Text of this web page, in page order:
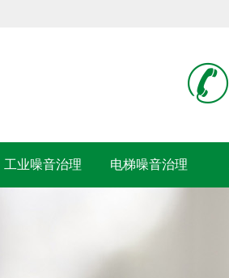

工业噪音治理 电梯噪音治理